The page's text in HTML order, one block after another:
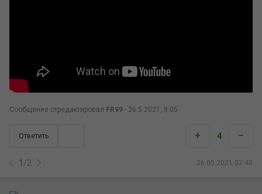
Сообщение отредактировал FR99 - 26.5.2021, 8:05
Ответить
1 /2 26.05.2021 07:48
+ 4 –